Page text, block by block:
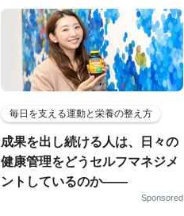
毎日を支える運動と栄養の整え方
成果を出し続ける人は、日々の
健康管理をどうセルフマネジメ
ントしているのか——
Sponsored